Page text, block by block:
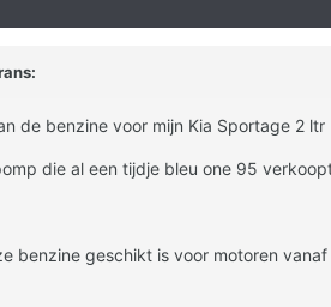
de benzine voor mijn Kia Sportage 2 ltr
die al een tijdje bleu one 95
benzine geschikt is voor motoren vanaf